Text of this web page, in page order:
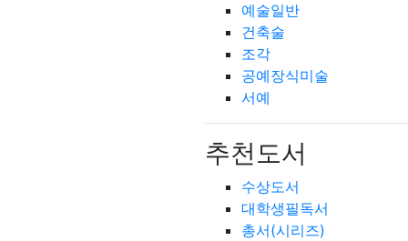
예술일반
건축술
조각
공예장식미술
서예
추천도서
수상도서
대학생필독서
총서(시리즈)